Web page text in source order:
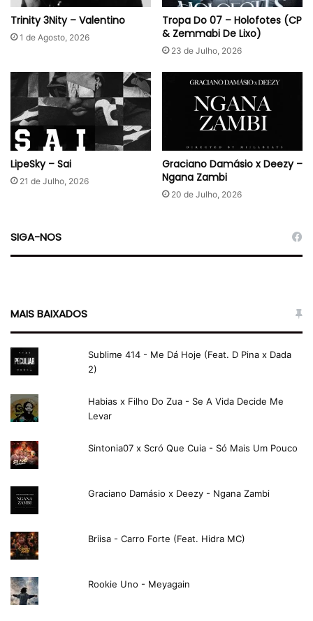
Trinity 3Nity – Valentino
1 de Agosto, 2026
Tropa Do 07 – Holofotes (CP
& Zemmabi De Lixo)
23 de Julho, 2026
LipeSky – Sai
21 de Julho, 2026
Graciano Damásio x Deezy –
Ngana Zambi
20 de Julho, 2026
SIGA-NOS
MAIS BAIXADOS
Sublime 414 - Me Dá Hoje (Feat. D Pina x Dada
2)
Habias x Filho Do Zua - Se A Vida Decide Me
Levar
Sintonia07 x Scró Que Cuia - Só Mais Um Pouco
Graciano Damásio x Deezy - Ngana Zambi
Briisa - Carro Forte (Feat. Hidra MC)
Rookie Uno - Meyagain